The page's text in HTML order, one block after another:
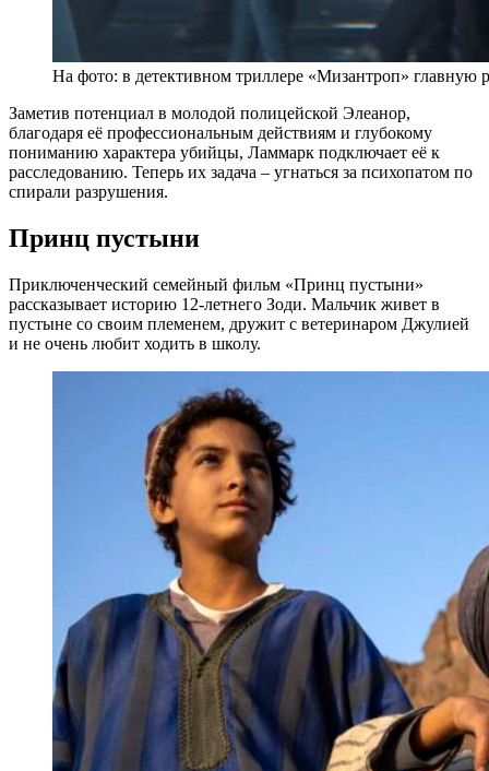
На фото: в детективном триллере «Мизантроп»
Заметив потенциал в молодой полицейской Элеанор,
благодаря её профессиональным действиям и глубокому
пониманию характера убийцы, Ламмарк подключает её к
расследованию. Теперь их задача – угнаться за психопатом по
спирали разрушения.
Принц пустыни
Приключенческий семейный фильм «Принц пустыни»
рассказывает историю 12-летнего Зоди. Мальчик живет в
пустыне со своим племенем, дружит с ветеринаром Джулией
и не очень любит ходить в школу.